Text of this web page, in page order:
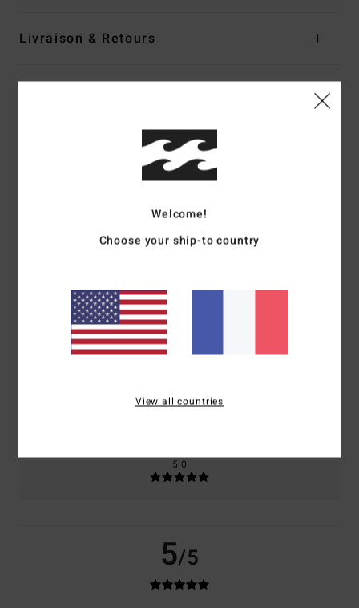
Livraison & Retours
Note moyenne
5.0/5
Confort
5.0
Trop grand
5.0
5/5
Welcome!
Choose your ship-to country
View all countries